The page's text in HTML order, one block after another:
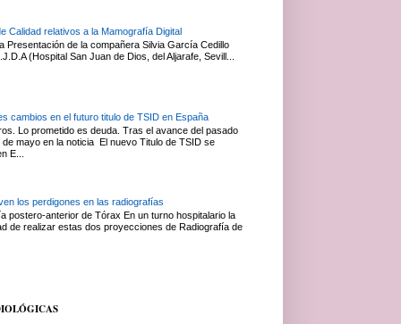
Calidad relativos a la Mamografía Digital
Presentación de la compañera Silvia García Cedillo
(Hospital San Juan de Dios, del Aljarafe, Sevill...
cambios en el futuro titulo de TSID en España
Lo prometido es deuda. Tras el avance del pasado
de mayo en la noticia El nuevo Titulo de TSID se
E...
los perdigones en las radiografías
postero-anterior de Tórax En un turno hospitalario la
de realizar estas dos proyecciones de Radiografía de